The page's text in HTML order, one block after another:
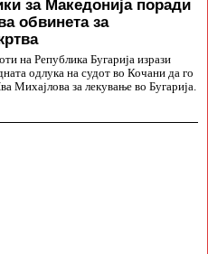
за Македонија поради
обвинета за
на Република Бугарија изрази
одлука на судот во Кочани да го
Михајлова за лекување во Бугарија.